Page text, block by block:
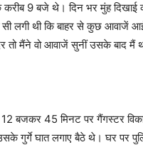
9 बजे थे। दिन भर मुंह
लगी थी कि बाहर से कुछ आवाजें
तो मैंने वो आवाजें सुनीं उसके बाद मैं
बजकर 45 मिनट पर गैंगस्टर
गुर्गे घात लगाए बैठे थे। घर पर